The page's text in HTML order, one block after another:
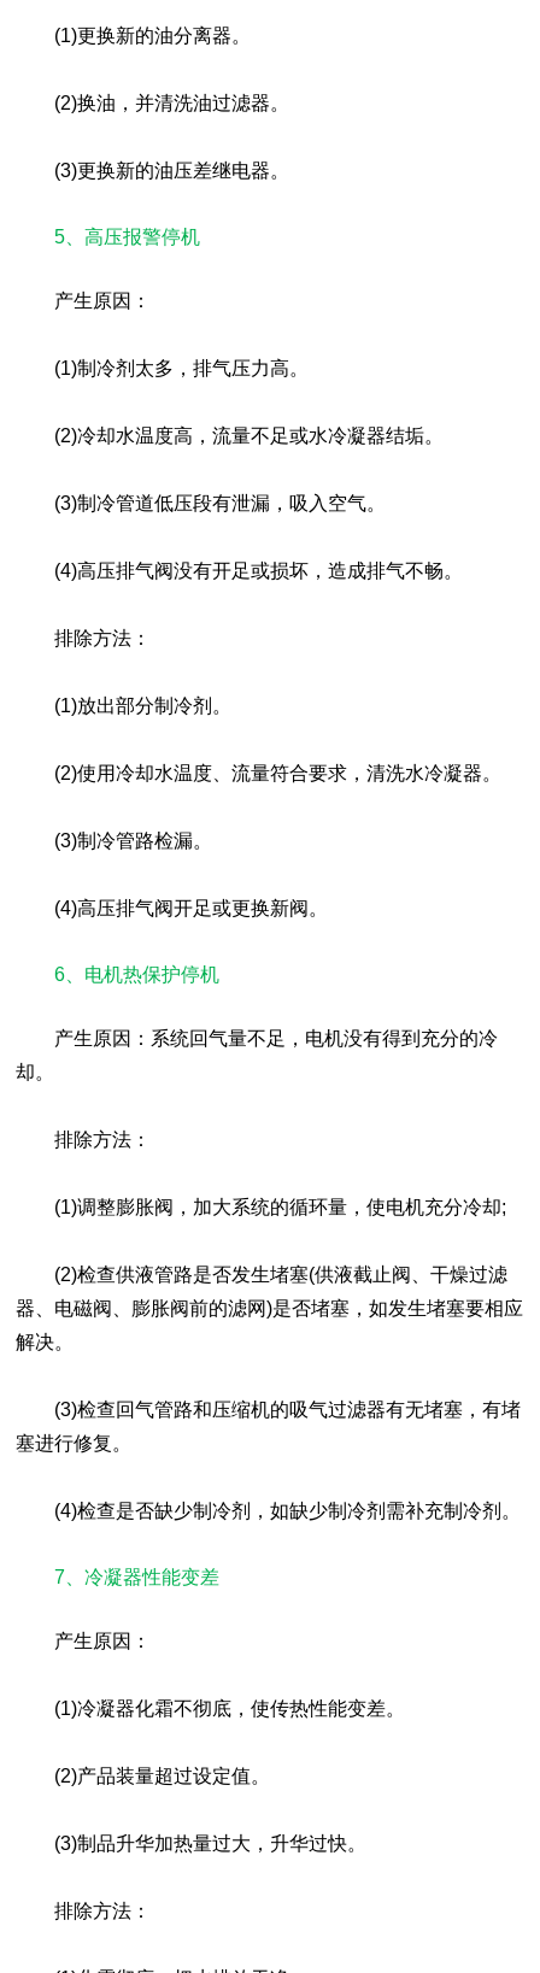
(1)更换新的油分离器。
(2)换油，并清洗油过滤器。
(3)更换新的油压差继电器。
5、高压报警停机
产生原因：
(1)制冷剂太多，排气压力高。
(2)冷却水温度高，流量不足或水冷凝器结垢。
(3)制冷管道低压段有泄漏，吸入空气。
(4)高压排气阀没有开足或损坏，造成排气不畅。
排除方法：
(1)放出部分制冷剂。
(2)使用冷却水温度、流量符合要求，清洗水冷凝器。
(3)制冷管路检漏。
(4)高压排气阀开足或更换新阀。
6、电机热保护停机
产生原因：系统回气量不足，电机没有得到充分的冷
却。
排除方法：
(1)调整膨胀阀，加大系统的循环量，使电机充分冷却;
(2)检查供液管路是否发生堵塞(供液截止阀、干燥过滤
器、电磁阀、膨胀阀前的滤网)是否堵塞，如发生堵塞要相应
解决。
(3)检查回气管路和压缩机的吸气过滤器有无堵塞，有堵
塞进行修复。
(4)检查是否缺少制冷剂，如缺少制冷剂需补充制冷剂。
7、冷凝器性能变差
产生原因：
(1)冷凝器化霜不彻底，使传热性能变差。
(2)产品装量超过设定值。
(3)制品升华加热量过大，升华过快。
排除方法：